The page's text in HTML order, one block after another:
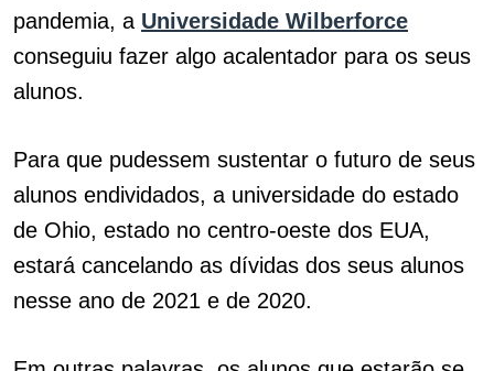
pandemia, a Universidade Wilberforce
conseguiu fazer algo acalentador para os seus
alunos.
Para que pudessem sustentar o futuro de seus
alunos endividados, a universidade do estado
de Ohio, estado no centro-oeste dos EUA,
estará cancelando as dívidas dos seus alunos
nesse ano de 2021 e de 2020.